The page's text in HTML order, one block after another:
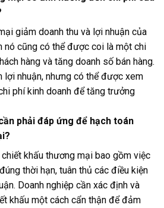
giảm doanh thu và lợi nhuận của
nó cũng có thể được coi là một chi
hàng và tăng doanh số bán hàng.
lợi nhuận, nhưng có thể được xem
phí kinh doanh để tăng trưởng
phải đáp ứng để hạch toán
khấu thương mại bao gồm việc
thời hạn, tuân thủ các điều kiện
Doanh nghiệp cần xác định và
khấu một cách cẩn thận để đảm